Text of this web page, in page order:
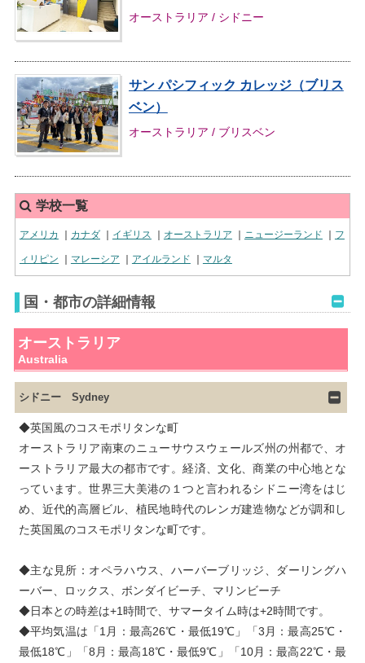
オーストラリア / シドニー
サン パシフィック カレッジ（ブリス
ベン）
オーストラリア / ブリスベン
学校一覧
アメリカ ｜ カナダ｜ イギリス ｜ オーストラリア ｜ ニュージーランド ｜ フ
ィリピン ｜ マレーシア ｜ アイルランド ｜ マルタ
国・都市の詳細情報
オーストラリア
Australia
シドニー Sydney
◆英国風のコスモポリタンな町
オーストラリア南東のニューサウスウェールズ州の州都で、オ
ーストラリア最大の都市です。経済、文化、商業の中心地とな
っています。世界三大美港の１つと言われるシドニー湾をはじ
め、近代的高層ビル、植民地時代のレンガ建造物などが調和し
た英国風のコスモポリタンな町です。
◆主な見所：オペラハウス、ハーバーブリッジ、ダーリングハ
ーバー、ロックス、ボンダイビーチ、マリンビーチ
◆日本との時差は+1時間で、サマータイム時は+2時間です。
◆平均気温は「1月：最高26℃・最低19℃」「3月：最高25℃・
最低18℃」「8月：最高18℃・最低9℃」「10月：最高22℃・最